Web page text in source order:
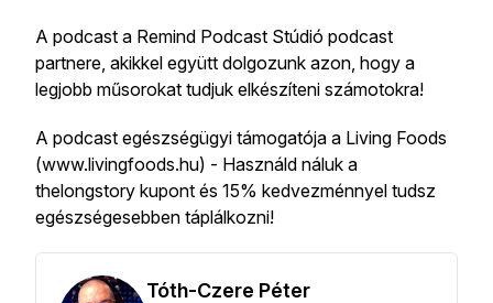
A podcast a Remind Podcast Stúdió podcast
partnere, akikkel együtt dolgozunk azon, hogy a
legjobb műsorokat tudjuk elkészíteni számotokra!
A podcast egészségügyi támogatója a Living Foods
(www.livingfoods.hu) - Használd náluk a
thelongstory kupont és 15% kedvezménnyel tudsz
egészségesebben táplálkozni!
Tóth-Czere Péter